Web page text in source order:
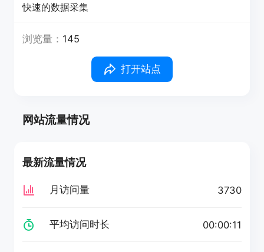
快速的数据采集
浏览量： 145
打开站点
网站流量情况
最新流量情况
月访问量 3730
平均访问时长 00:00:11